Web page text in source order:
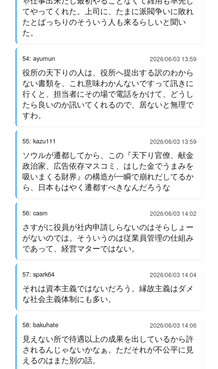
てやってくれた。上司に、たまに派閥争いに敗れ
たとばっちりのそういう人も来るらしいと聞い
た。
54: ayumun 2026/06/03 13:59
役所の天下りの人は、役所へ提出する訳のわから
ない書類を、これ意味わかんないですって訊きに
行くと、担当者にその場で電話をかけて、どうし
たら良いのか訊いてくれるので、居ないと無理で
すわ。
55: kazu111 2026/06/03 13:59
ソウルが遷都してから、この『天下り官僚、献金
政治家、広告依存マスコミ、はした金でうまみを
吸いまくる財界』の構造が一瞬で崩れだしてるか
ら、日本もはやく遷都すべきなんだろうな
56: casm 2026/06/03 14:02
さすがに役員が社内申請しらないのはそらしょー
がないのでは。そういうのは従業員管理の仕組み
であって、経営マターではない。
57: spark64 2026/06/03 14:04
それは資本主義ではないだろう。縁故主義はダメ
な社会主義体制にも多い。
58: bakuhate 2026/06/03 14:06
見えない所で待遇以上の成果を出しているから許
されるんじゃないかなぁ。ただそれが不公平に見
えるのはまた別の話。